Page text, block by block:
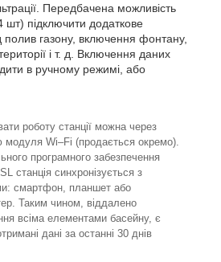
Передбачена можливість
шт) підключити додаткове
газону, включення фонтану,
і т. д. Включення даних
в ручному режимі, або
роботу станції можна через
модуля Wi–Fi (продається окремо).
програмного забезпечення
станція синхронізується з
смартфон, планшет або
Таким чином, віддалено
всіма елементами басейну, є
дані за останні 30 днів